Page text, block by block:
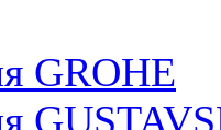
GROHE